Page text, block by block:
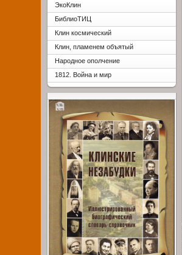
ЭкоКлин
БиблиоТИЦ
Клин космический
Клин, пламенем объятый
Народное ополчение
1812. Война и мир